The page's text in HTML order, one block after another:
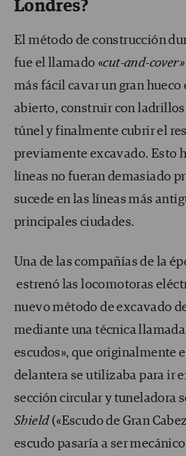
Londres?
El método de construcción
fue el llamado «cut-and-cover»
más fácil cavar un gran hueco
abierto, construir con
túnel y finalmente cubrir el
previamente excavado. Esto
líneas no fueran demasiado
sucede en las líneas más
principales ciudades.
Una de las compañías de la
estrenó las locomotoras
nuevo método de excavado
mediante una técnica
escudos», que originalmente
delantera se utilizaba para ir
sección circular y tuneladora
Shield («Escudo de Gran
escudo pasaría a ser